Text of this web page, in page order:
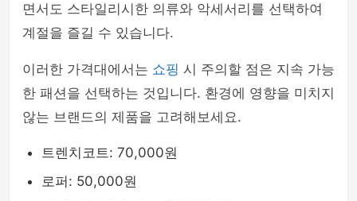
면서도 스타일리시한 의류와 악세서리를 선택하여
계절을 즐길 수 있습니다.
이러한 가격대에서는 쇼핑 시 주의할 점은 지속 가능
한 패션을 선택하는 것입니다. 환경에 영향을 미치지
않는 브랜드의 제품을 고려해보세요.
트렌치코트: 70,000원
로퍼: 50,000원